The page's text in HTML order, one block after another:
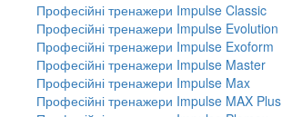
Професійні тренажери Impulse Classic
Професійні тренажери Impulse Evolution
Професійні тренажери Impulse Exoform
Професійні тренажери Impulse Master
Професійні тренажери Impulse Max
Професійні тренажери Impulse MAX Plus